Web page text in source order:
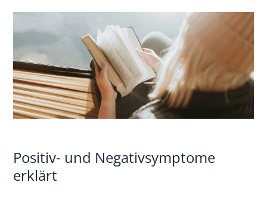
Positiv- und Negativsymptome
erklärt
und
Negativsymptome
erklärt